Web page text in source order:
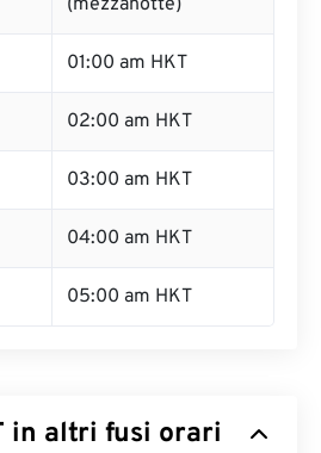
(mezzanotte)
01:00 am HKT
02:00 am HKT
03:00 am HKT
04:00 am HKT
05:00 am HKT
in altri fusi orari